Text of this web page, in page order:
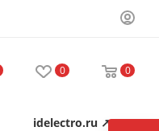
0 0
idelectro.ru ↗